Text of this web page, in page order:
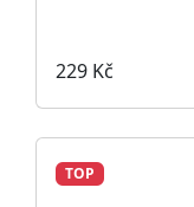
229 Kč
TOP